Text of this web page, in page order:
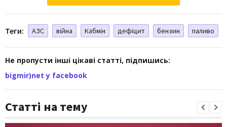
Теги: АЗС війна Кабмін дефіцит бензин паливо
Не пропусти інші цікаві статті, підпишись:
bigmir)net у facebook
Статті на тему